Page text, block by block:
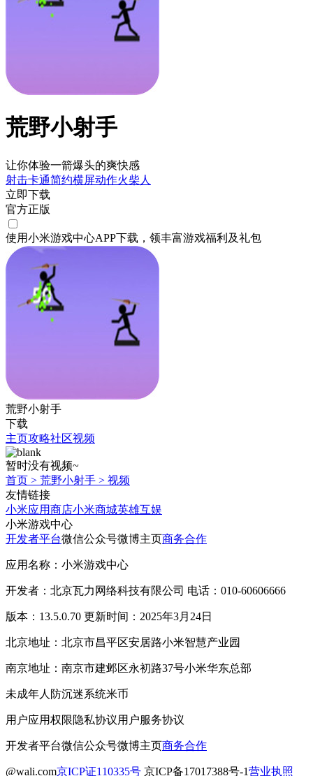
荒野小射手
让你体验一箭爆头的爽快感
射击卡通简约横屏动作火柴人
立即下载
官方正版
使用小米游戏中心APP下载 ，领丰富游戏福利 及礼包
荒野小射手
下载
主页攻略社区视频
暂时没有视频~
首页 > 荒野小射手 > 视频
友情链接
小米应用商店小米商城英雄互娱
小米游戏中心
开发者平台微信公众号微博主页商务合作
应用名称：小米游戏中心
开发者：北京瓦力网络科技有限公司 电话：010-60606666
版本：13.5.0.70 更新时间：2025年3月24日
北京地址：北京市昌平区安居路小米智慧产业园
南京地址：南京市建邺区永初路37号小米华东总部
未成年人防沉迷系统米币
用户应用权限隐私协议用户服务协议
开发者平台微信公众号微博主页商务合作
@wali.com京ICP证110335号 京ICP备17017388号-1营业执照